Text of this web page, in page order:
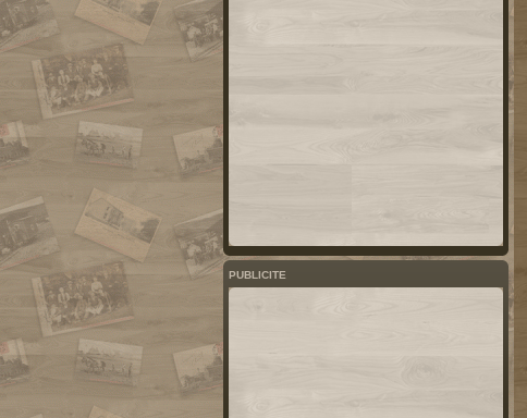
PUBLICITE